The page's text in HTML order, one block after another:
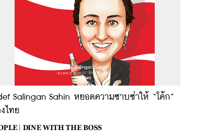
Salingan Sahin หยอดความซาบซ่าให้ “โค้ก”
ไทย
| DINE WITH THE BOSS